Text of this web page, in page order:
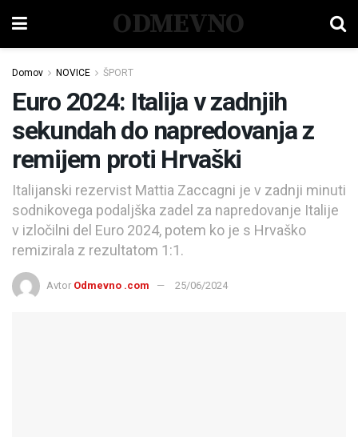
ODMEVNO
Domov NOVICE ŠPORT
Euro 2024: Italija v zadnjih
sekundah do napredovanja z
remijem proti Hrvaški
Italijanski rezervist Mattia Zaccagni je v zadnji minuti
sodnikovega podaljška zadel za napredovanje Italije
v izločilni del Euro 2024, potem ko je s Hrvaško
remizirala z rezultatom 1:1.
Avtor Odmevno .com 25/06/2024